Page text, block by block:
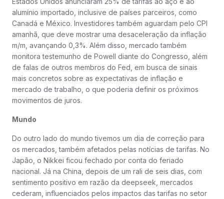
alumínio importado, inclusive de países parceiros, como
Canadá e México. Investidores também aguardam pelo CPI
amanhã, que deve mostrar uma desaceleração da inflação
m/m, avançando 0,3%. Além disso, mercado também
monitora testemunho de Powell diante do Congresso, além
de falas de outros membros do Fed, em busca de sinais
mais concretos sobre as expectativas de inflação e
mercado de trabalho, o que poderia definir os próximos
movimentos de juros.
Mundo
Do outro lado do mundo tivemos um dia de correção para
os mercados, também afetados pelas notícias de tarifas. No
Japão, o Nikkei ficou fechado por conta do feriado
nacional. Já na China, depois de um rali de seis dias, com
sentimento positivo em razão da deepseek, mercados
cederam, influenciados pelos impactos das tarifas no setor